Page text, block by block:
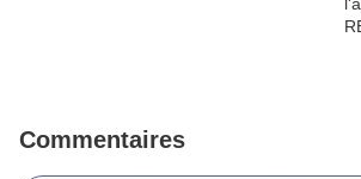
Commentaires